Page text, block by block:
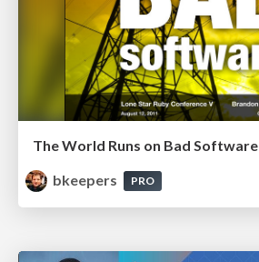
The World Runs on Bad Software
bkeepers
PRO